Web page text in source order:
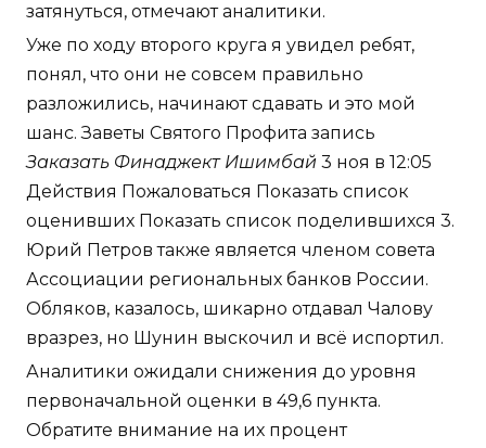
затянуться, отмечают аналитики.
Уже по ходу второго круга я увидел ребят,
понял, что они не совсем правильно
разложились, начинают сдавать и это мой
шанс. Заветы Святого Профита запись
Заказать Финаджект Ишимбай 3 ноя в 12:05
Действия Пожаловаться Показать список
оценивших Показать список поделившихся 3.
Юрий Петров также является членом совета
Ассоциации региональных банков России.
Обляков, казалось, шикарно отдавал Чалову
вразрез, но Шунин выскочил и всё испортил.
Аналитики ожидали снижения до уровня
первоначальной оценки в 49,6 пункта.
Обратите внимание на их процент